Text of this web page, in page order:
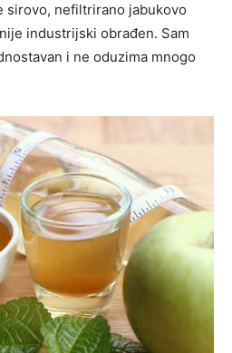
sirovo, nefiltrirano jabukovo
industrijski obrađen. Sam
i ne oduzima mnogo